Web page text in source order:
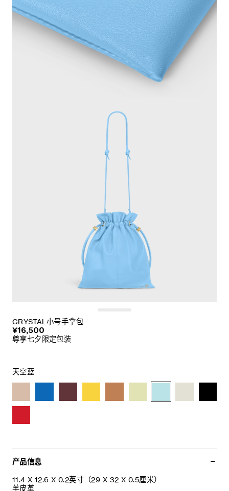
CRYSTAL小号手拿包
¥16,500
尊享七夕限定包装
天空蓝
产品信息
11.4 X 12.6 X 0.2英寸（29 X 32 X 0.5厘米）
羊皮革